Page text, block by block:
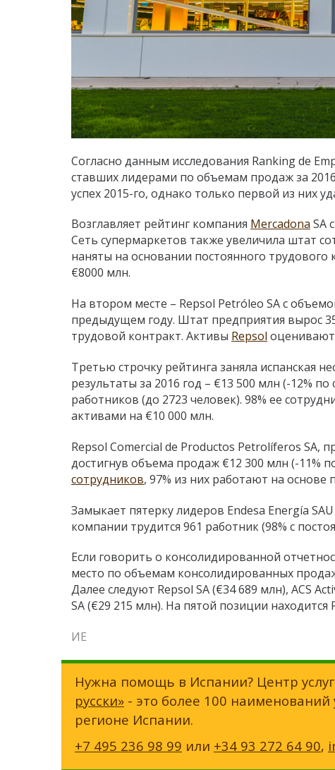
Согласно данным исследования Ranking de
ставших лидерами по объемам продаж за
успех 2015-го, однако только первой из них
Возглавляет рейтинг компания Mercadona SA
Сеть супермаркетов также увеличила штат
наняты на основании постоянного
€8000 млн.
На втором месте – Repsol Petróleo SA с
предыдущем году. Штат предприятия вырос
трудовой контракт. Активы Repsol
Третью строчку рейтинга заняла испанская
результаты за 2016 год – €13 500 млн (-12%
работников (до 2723 человек). 98% ее
активами на €10 000 млн.
Repsol Comercial de Productos Petrolíferos SA,
достигнув объема продаж €12 300 млн (-11%
сотрудников, 97% из них работают на основе
Замыкает пятерку лидеров Endesa Energía
компании трудится 961 работник (98% с
Если говорить о консолидированной
место по объемам консолидированных
Далее следуют Repsol SA (€34 689 млн), ACS
SA (€29 215 млн). На пятой позиции
ИЕ
Нужна помощь в Испании? Центр
русски» - это более 100
регионе Испании.
+7 495 236 98 99 или +34 93 272 64 90,